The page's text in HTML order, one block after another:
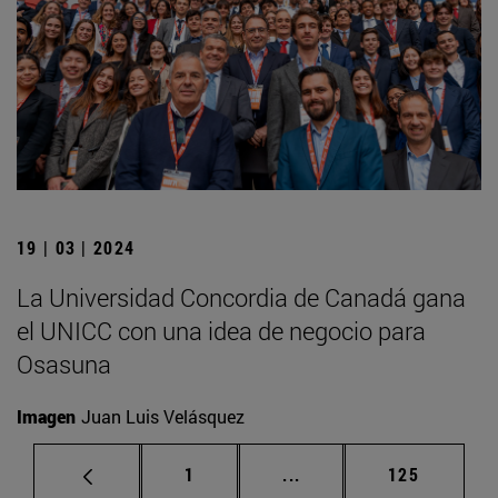
19 | 03 | 2024
La Universidad Concordia de Canadá gana
el UNICC con una idea de negocio para
Osasuna
Imagen Juan Luis Velásquez
Página
1 ... Páginas intermedias
Página
125